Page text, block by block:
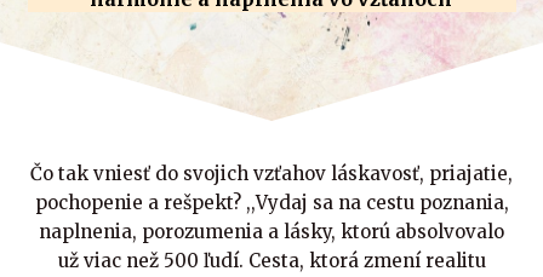
Čo tak vniesť do svojich vzťahov láskavosť, priajatie,
pochopenie a rešpekt? ,,Vydaj sa na cestu poznania,
naplnenia, porozumenia a lásky, ktorú absolvovalo
už viac než 500 ľudí. Cesta, ktorá zmení realitu